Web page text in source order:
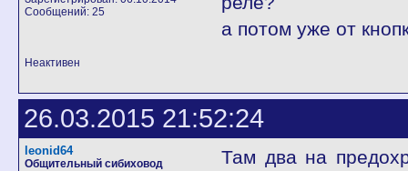
Сообщений: 25
а потом уже от
Неактивен
26.03.2015 21:52:24
leonid64
Общительный сибиховод
Там два на